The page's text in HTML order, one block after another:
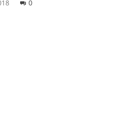
0